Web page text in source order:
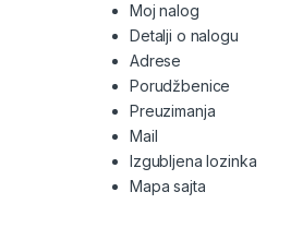
Moj nalog
Detalji o nalogu
Adrese
Porudžbenice
Preuzimanja
Mail
Izgubljena lozinka
Mapa sajta